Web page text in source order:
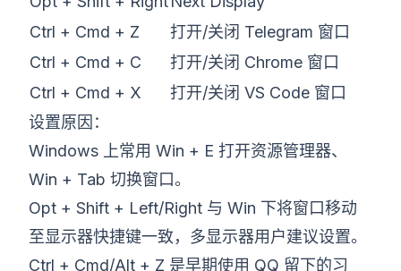
Ctrl + Cmd + Z
打开/关闭 Telegram 窗口
Ctrl + Cmd + C
打开/关闭 Chrome 窗口
Ctrl + Cmd + X
打开/关闭 VS Code 窗口
设置原因：
Windows 上常用 Win + E 打开资源管理器、
Win + Tab 切换窗口。
Opt + Shift + Left/Right 与 Win 下将窗口移动
至显示器快捷键一致，多显示器用户建议设置。
Ctrl + Cmd/Alt + Z 是早期使用 QQ 留下的习